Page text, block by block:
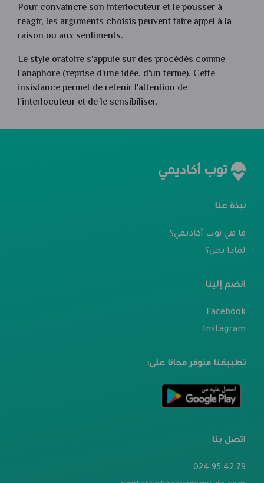
Pour convaincre son interlocuteur et le pousser à
réagir, les arguments choisis peuvent faire appel à la
raison ou aux sentiments.
Le style oratoire s'appuie sur des procédés comme
l'anaphore (reprise d'une idée, d'un terme). Cette
insistance permet de retenir l'attention de
l'interlocuteur et de le sensibiliser.
توب أكاديمي
نبذة عنا
ما هي توب أكاديمي؟
لماذا نحن؟
انضم إلينا
Facebook
Instagram
تطبيقنا متوفر مجانا على:
اتصل بنا
79 42 95 024